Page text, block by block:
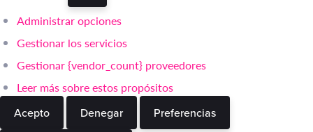
Administrar opciones
Gestionar los servicios
Gestionar {vendor_count} proveedores
Leer más sobre estos propósitos
Acepto Denegar Preferencias